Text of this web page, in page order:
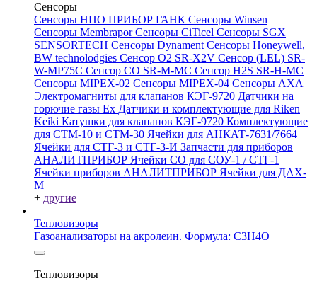
Сенсоры
Сенсоры НПО ПРИБОР ГАНК Сенсоры Winsen
Сенсоры MembraporСенсоры CiTicel Сенсоры SGX
SENSORTECH Сенсоры Dynament Сенсоры Honeywell,
BW technolodgies Сенсор O2 SR-X2V Сенсор (LEL) SR-
W-MP75C Сенсор CO SR-M-MC Сенсор H2S SR-H-MC
Сенсоры MIPEX-02 Сенсоры MIPEX-04 Сенсоры АХА
Электромагниты для клапанов КЭГ-9720 Датчики на
горючие газы Ex Датчики и комплектующие для Riken
Keiki Катушки для клапанов КЭГ-9720 Комплектующие
для СТМ-10 и СТМ-30 Ячейки для АНКАТ-7631/7664
Ячейки для СТГ-3 и СТГ-3-И Запчасти для приборов
АНАЛИТПРИБОР Ячейки CO для СОУ-1 / СТГ-1
Ячейки приборов АНАЛИТПРИБОР Ячейки для ДАХ-
М
+ другие
Тепловизоры
Газоанализаторы на акролеин. Формула: C3H4O
Тепловизоры